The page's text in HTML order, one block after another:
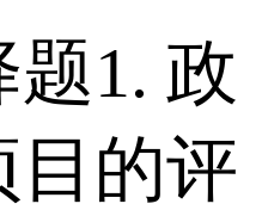
1. 政
目的评